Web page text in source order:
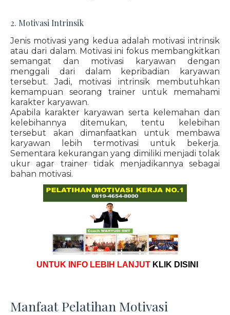
2. Motivasi Intrinsik
Jenis motivasi yang kedua adalah motivasi intrinsik
atau dari dalam. Motivasi ini fokus membangkitkan
semangat dan motivasi karyawan dengan
menggali dari dalam kepribadian karyawan
tersebut. Jadi, motivasi intrinsik membutuhkan
kemampuan seorang trainer untuk memahami
karakter karyawan.
Apabila karakter karyawan serta kelemahan dan
kelebihannya ditemukan, tentu kelebihan
tersebut akan dimanfaatkan untuk membawa
karyawan lebih termotivasi untuk bekerja.
Sementara kekurangan yang dimiliki menjadi tolak
ukur agar trainer tidak menjadikannya sebagai
bahan motivasi.
UNTUK INFO LEBIH LANJUT KLIK DISINI
Manfaat Pelatihan Motivasi